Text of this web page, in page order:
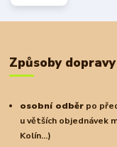
Způsoby dopravy
osobní odběr po
u větších objednávek
Kolín...)